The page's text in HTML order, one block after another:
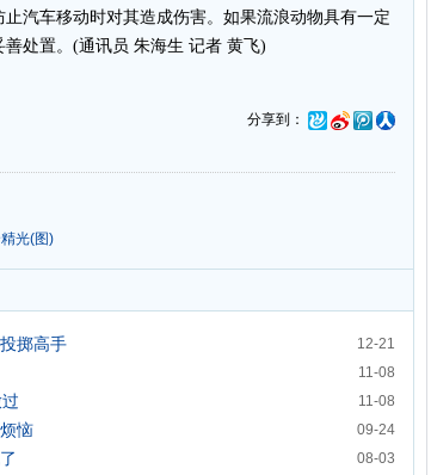
汽车移动时对其造成伤害。如果流浪动物具有一定
处置。(通讯员 朱海生 记者 黄飞)
分享到：
光(图)
12-21
掷高手
11-08
11-08
09-24
恼
08-03